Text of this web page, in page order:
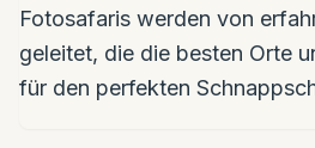
Fotosafaris werden von
geleitet, die die besten Orte
für den perfekten